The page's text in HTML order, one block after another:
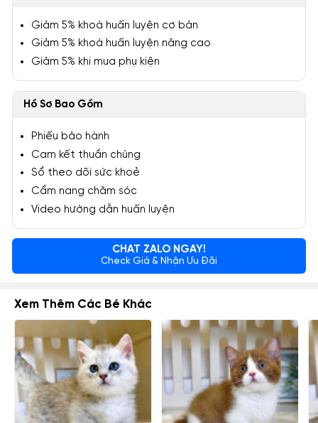
Giảm 5% khoá huấn luyện cơ bản
Giảm 5% khoá huấn luyện nâng cao
Giảm 5% khi mua phụ kiện
Hồ Sơ Bao Gồm
Phiếu bảo hành
Cam kết thuần chủng
Sổ theo dõi sức khoẻ
Cẩm nang chăm sóc
Video hướng dẫn huấn luyện
CHAT ZALO NGAY!
Check Giá & Nhận Ưu Đãi
Xem Thêm Các Bé Khác